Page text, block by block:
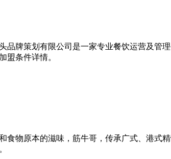
品牌策划有限公司是一家专业餐饮运营及管
盟条件详情。
食物原本的滋味，筋牛哥，传承广式、港